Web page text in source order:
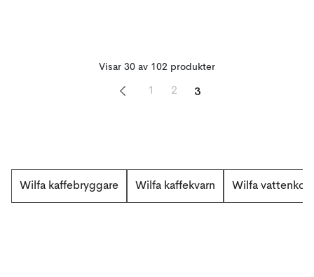
Visar 30 av 102 produkter
1 2 3
Wilfa kaffebryggare Wilfa kaffekvarn Wilfa